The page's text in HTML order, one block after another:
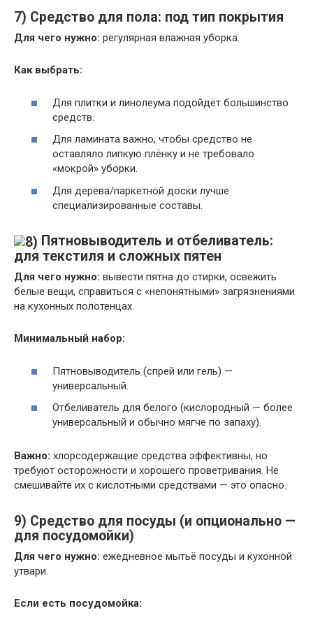
7) Средство для пола: под тип покрытия
Для чего нужно: регулярная влажная уборка.
Как выбрать:
Для плитки и линолеума подойдёт большинство
средств.
Для ламината важно, чтобы средство не
оставляло липкую плёнку и не требовало
«мокрой» уборки.
Для дерева/паркетной доски лучше
специализированные составы.
Пятновыводитель и отбеливатель:
для текстиля и сложных пятен
Для чего нужно: вывести пятна до стирки, освежить
белые вещи, справиться с «непонятными» загрязнениями
на кухонных полотенцах.
Минимальный набор:
Пятновыводитель (спрей или гель) —
универсальный.
Отбеливатель для белого (кислородный — более
универсальный и обычно мягче по запаху).
Важно: хлорсодержащие средства эффективны, но
требуют осторожности и хорошего проветривания. Не
смешивайте их с кислотными средствами — это опасно.
9) Средство для посуды (и опционально —
для посудомойки)
Для чего нужно: ежедневное мытьё посуды и кухонной
утвари.
Если есть посудомойка: